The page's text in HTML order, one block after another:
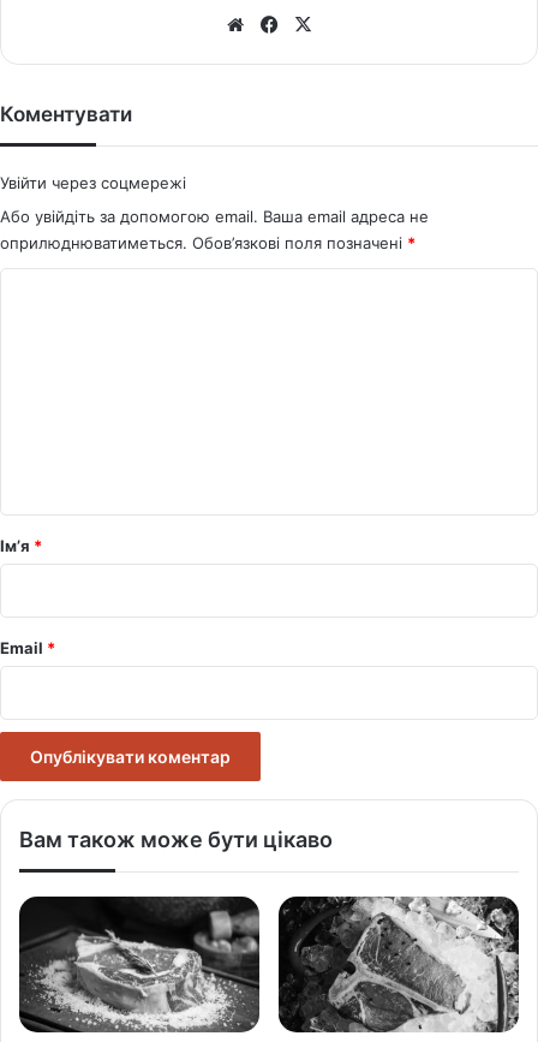
We
Fa
Коментувати
Увійти через соцмережі
Або увійдіть за допомогою email. Ваша email адреса не
оприлюднюватиметься. Обов’язкові поля позначені *
р
Ім’я *
Email *
Вам також може бути цікаво